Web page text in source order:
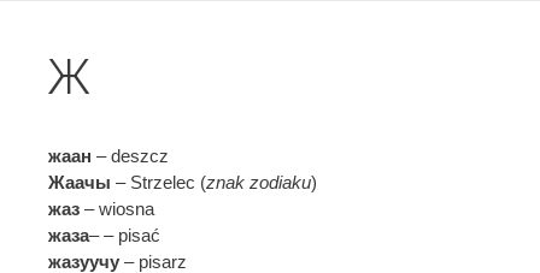
Ж
жаан – deszcz
Жаачы – Strzelec (znak zodiaku)
жаз – wiosna
жаза– – pisać
жазуучу – pisarz